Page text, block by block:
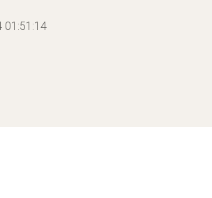
01:51:14